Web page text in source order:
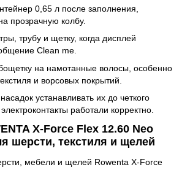
0,65 л после заполнения,
прозрачную колбу.
трубу и щетку, когда дисплей
Clean me.
на намотанные волосы, особенно
и ворсовых покрытий.
устанавливать их до четкого
работали корректно.
X-Force Flex 12.60 Neo
шерсти, текстиля и щелей